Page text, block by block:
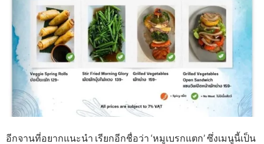
อีกจานที่อยากแนะนำ เรียกอีกชื่อว่า ‘หมูเบรกแตก’ ซึ่งเมนูนี้เป็น